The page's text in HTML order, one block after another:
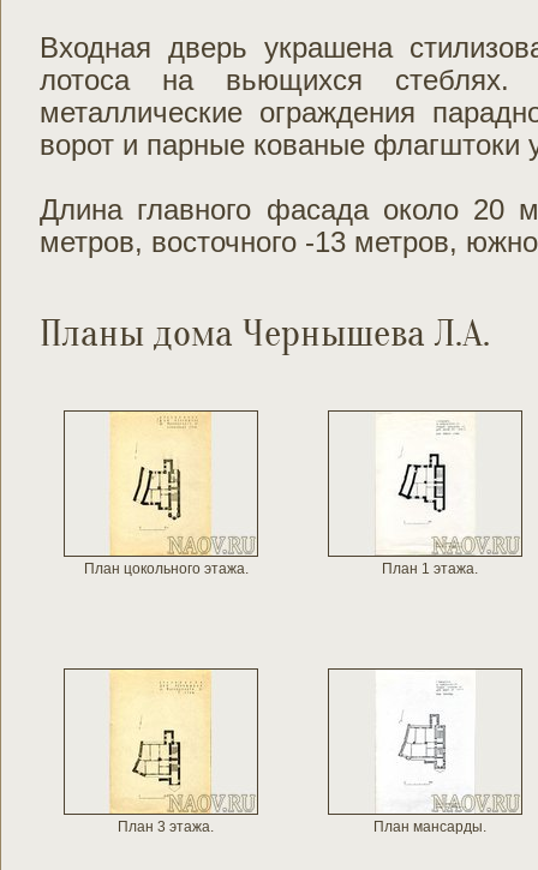
Входная дверь украшена
лотоса на вьющихся стеблях.
металлические ограждения
ворот и парные кованые флагштоки
Длина главного фасада около 20
метров, восточного -13 метров,
Планы дома Чернышева Л.А.
План цокольного этажа. План 1 этажа.
План 3 этажа. План мансарды.